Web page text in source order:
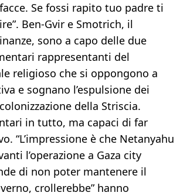
Se fossi rapito tuo padre ti
Ben-Gvir e Smotrich, il
sono a capo delle due
rappresentanti del
religioso che si oppongono a
e sognano l’espulsione dei
della Striscia.
in tutto, ma capaci di far
“L’impressione è che Netanyahu
l’operazione a Gaza city
di non poter mantenere il
crollerebbe” hanno